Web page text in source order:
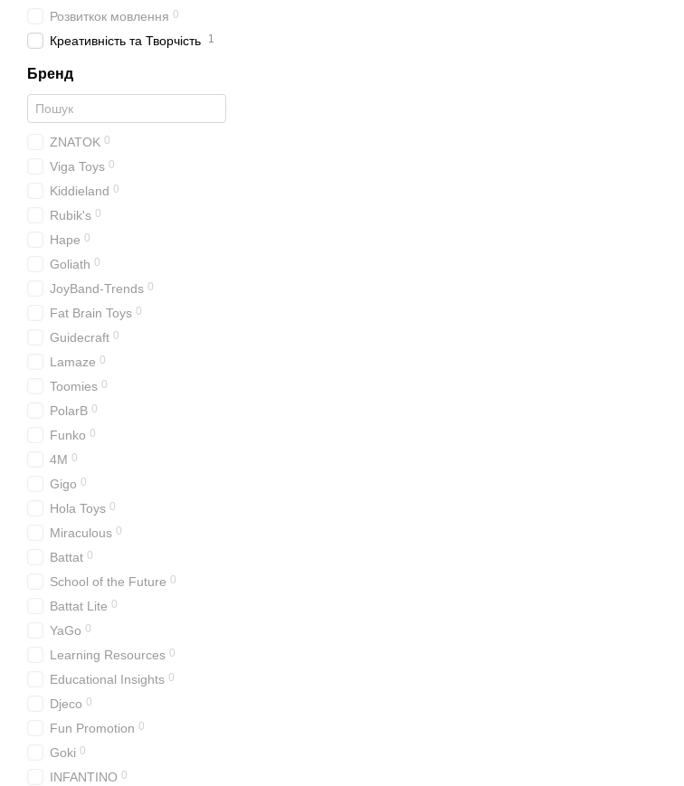
Розвиткок мовлення 0
Креативність та Творчість 1
Бренд
ZNATOK 0
Viga Toys 0
Kiddieland 0
Rubik's 0
Hape 0
Goliath 0
JoyBand-Trends 0
Fat Brain Toys 0
Guidecraft 0
Lamaze 0
Toomies 0
PolarB 0
Funko 0
4M 0
Gigo 0
Hola Toys 0
Miraculous 0
Battat 0
School of the Future 0
Battat Lite 0
YaGo 0
Learning Resources 0
Educational Insights 0
Djeco 0
Fun Promotion 0
Goki 0
INFANTINO 0